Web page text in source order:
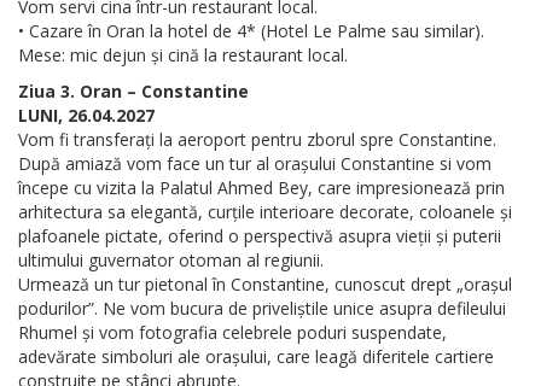
Vom servi cina într-un restaurant local.
• Cazare în Oran la hotel de 4* (Hotel Le Palme sau similar).
Mese: mic dejun și cină la restaurant local.
Ziua 3. Oran – Constantine
LUNI, 26.04.2027
Vom fi transferați la aeroport pentru zborul spre Constantine.
După amiază vom face un tur al orașului Constantine si vom
începe cu vizita la Palatul Ahmed Bey, care impresionează prin
arhitectura sa elegantă, curțile interioare decorate, coloanele și
plafoanele pictate, oferind o perspectivă asupra vieții și puterii
ultimului guvernator otoman al regiunii.
Urmează un tur pietonal în Constantine, cunoscut drept „orașul
podurilor”. Ne vom bucura de priveliștile unice asupra defileului
Rhumel și vom fotografia celebrele poduri suspendate,
adevărate simboluri ale orașului, care leagă diferitele cartiere
construite pe stânci abrupte.